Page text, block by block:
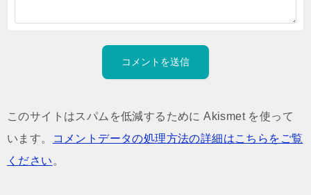
このサイトはスパムを低減するために Akismet を使って
います。
コメントデータの処理方法の詳細はこちらをご覧
ください 。